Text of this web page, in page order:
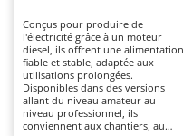
Butteurs pour
C
Chargeurs de
Charrues pour
Awelco
B
Baesso
Bahco
déplacement. Il est recommandé
de les stocker dans un endroit sec
et bien ventilé, de nettoyer
régulièrement les grilles et
d'effectuer l'entretien courant du
moteur (filtre à air, huile et
bougie).
Conçus pour produire de
l'électricité grâce à un moteur
diesel, ils offrent une alimentation
fiable et stable, adaptée aux
utilisations prolongées.
Disponibles dans des versions
allant du niveau amateur au
niveau professionnel, ils
conviennent aux chantiers, au